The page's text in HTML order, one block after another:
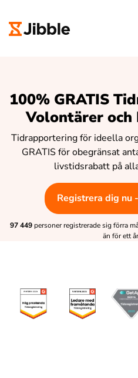
100% GRATIS
Volontärer
Tidrapportering för ideella
GRATIS för obegränsat
livstidsrabatt på
Registrera dig nu
97 449personer registrerade sig förra
än för ett